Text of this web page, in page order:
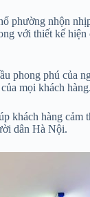
phường nhộn
với thiết kế
phong phú của
mọi khách hàng.
hàng cảm
dân Hà Nội.